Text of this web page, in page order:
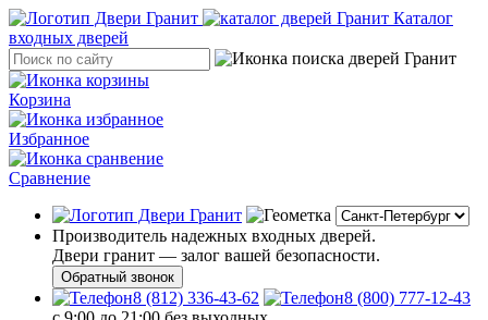
Каталог
входных дверей
Корзина
Избранное
Сравнение
Производитель надежных входных дверей.
Двери гранит — залог вашей безопасности.
Обратный звонок
8 (812) 336-43-62
8 (800) 777-12-43